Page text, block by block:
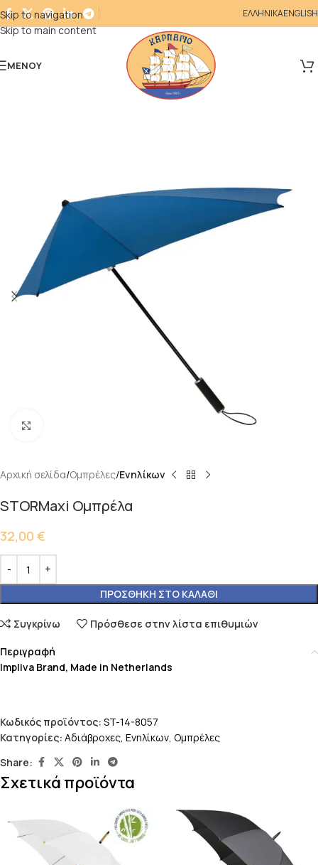
Skip to navigation
Skip to main content
ΕΛΛΗΝΙΚΑENGLISH
ΜΕΝΟΎ
Αρχική σελίδα Ομπρέλες Ενηλίκων
STORMaxi Ομπρέλα
32,00 €
ΠΡΟΣΘΉΚΗ ΣΤΟ ΚΑΛΆΘΙ
Συγκρίνω Πρόσθεσε στην λίστα επιθυμιών
Περιγραφή
Impliva Brand, Made in Netherlands
Κωδικός προϊόντος: ST-14-8057
Κατηγορίες: Αδιάβροχες, Ενηλίκων, Ομπρέλες
Share:
Σχετικά προϊόντα